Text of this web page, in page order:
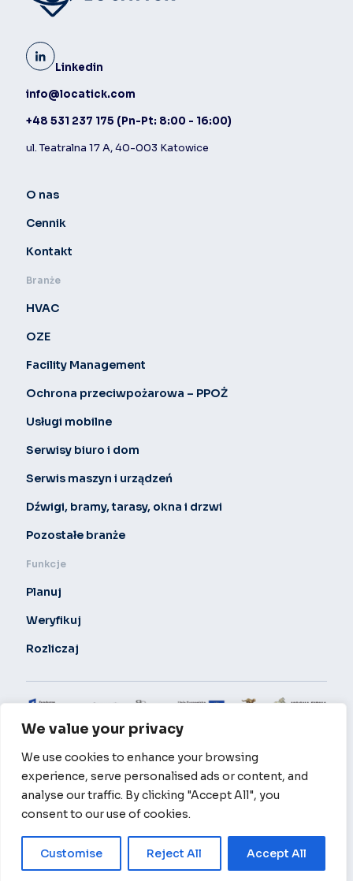
We value your privacy
We use cookies to enhance your browsing
experience, serve personalised ads or content, and
analyse our traffic. By clicking "Accept All", you
consent to our use of cookies.
Customise Reject All Accept All
Linkedin
info@locatick.com
+48 531 237 175 (Pn-Pt: 8:00 - 16:00)
ul. Teatralna 17 A, 40-003 Katowice
O nas
Cennik
Kontakt
Branże
HVAC
OZE
Facility Management
Ochrona przeciwpożarowa – PPOŻ
Usługi mobilne
Serwisy biuro i dom
Serwis maszyn i urządzeń
Dźwigi, bramy, tarasy, okna i drzwi
Pozostałe branże
Funkcje
Planuj
Weryfikuj
Rozliczaj
Polityka prywatności© 2024 Locatick. All Rights Reserved.
Locatick sp z o.o. realizuje projekt: „Przeprowadzenie prac B+R nad
technologią automatyzacji procesów w firmach realizujących usługi
serwisowe w oparciu o Badania Operacyjne” realizowany w ramach
powierzenia grantu zgodnie z Projektem: „Czysta3.VC”. Cel projektu: Celem
Projektu jest opracowanie innowacyjnego rozwiązania w postaci
autorskiej metodologii oraz algorytmach sztucznej inteligencji umożliwi
firmom zwiększenie efektywności wykorzystywanych zasobów.